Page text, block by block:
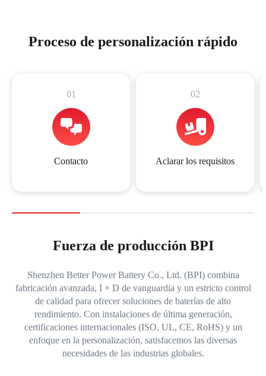
Proceso de personalización rápido
01
Contacto
02
Aclarar los requisitos
Fuerza de producción BPI
Shenzhen Better Power Battery Co., Ltd. (BPI) combina
fabricación avanzada, I + D de vanguardia y un estricto control
de calidad para ofrecer soluciones de baterías de alto
rendimiento. Con instalaciones de última generación,
certificaciones internacionales (ISO, UL, CE, RoHS) y un
enfoque en la personalización, satisfacemos las diversas
necesidades de las industrias globales.